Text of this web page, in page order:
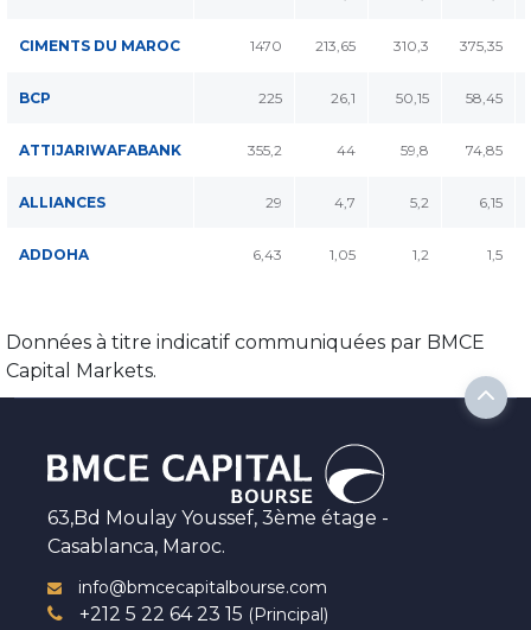
CIMENTS DU MAROC 1470 213,65 310,3 375,35
BCP 225 26,1 50,15 58,45
ATTIJARIWAFABANK 355,2 44 59,8 74,85
ALLIANCES 29 4,7 5,2 6,15
ADDOHA 6,43 1,05 1,2 1,5
Données à titre indicatif communiquées par BMCE
Capital Markets.
63,Bd Moulay Youssef, 3ème étage -
Casablanca, Maroc.
info@bmcecapitalbourse.com
+212 5 22 64 23 15 (Principal)